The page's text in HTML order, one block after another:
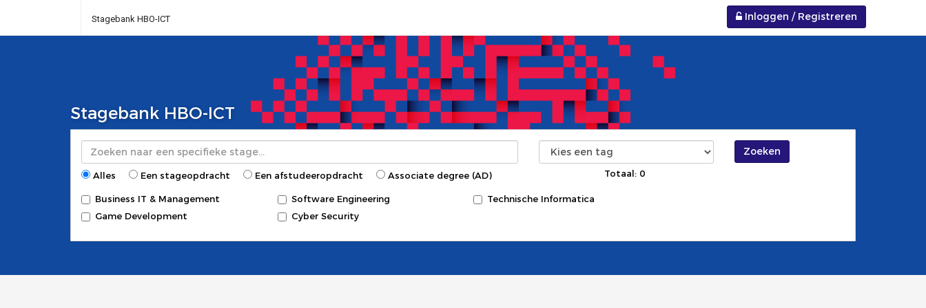
Stagebank HBO-ICT Inloggen / Registreren
Stagebank HBO-ICT
Zoeken Zoeken
Alles Een stageopdracht Een afstudeeropdracht Associate degree (AD) Totaal: 0
Business IT & Management
Game Development
Software Engineering
Cyber Security
Technische Informatica